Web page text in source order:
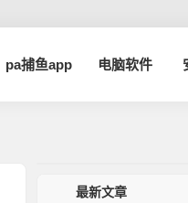
pa捕鱼app 电脑软件
最新文章